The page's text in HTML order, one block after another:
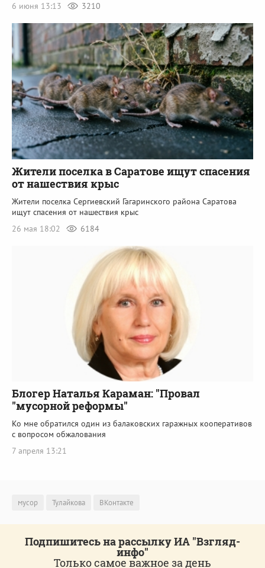
6 июня 13:13
3210
Жители поселка в Саратове ищут спасения
от нашествия крыс
Жители поселка Сергиевский Гагаринского района Саратова
ищут спасения от нашествия крыс
26 мая 18:02
6184
Блогер Наталья Караман: "Провал
"мусорной реформы"
Ко мне обратился один из балаковских гаражных кооперативов
с вопросом обжалования
7 апреля 13:21
мусор Тулайкова ВКонтакте
Подпишитесь на рассылку ИА "Взгляд-
инфо"
Только самое важное за день